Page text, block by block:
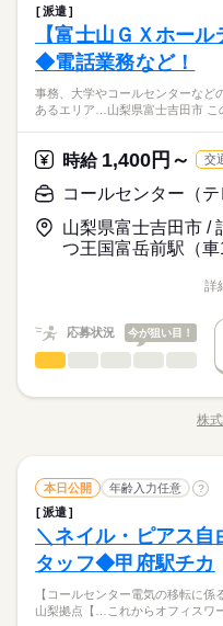
派遣
【富士山ＧＸホー
◆電話業務など！
事務、大学やコールセンターなど
あるエリア…山梨県富士吉田市 こ
時給 1,400円～ 交
コールセンター（
山梨県富士吉田市 /
つ王国富岳前駅（車
業界
の方々が活躍中の職場です！
お仕事の特徴
高収入
職種 コールセンター（
しております！ 【お願い
対応（配達日変更受付・使
ーなどのお仕事も扱ってい
☆ 9月・10月スタートもご相
応募資格
◆未経験者歓迎！
詳
応募状況 今が狙い目！
職
業界 サービス関連
職種 コールセンター（
大手グループ企業での就業
しております！ 【お願い
対応（配達日変更受付・使
などをお願いします。 ▼こ
コツコツ系データ入力や英
ーなどのお仕事も扱ってい
株
本日公開 年齢入力任意 ?
派遣
＼ネイル・ピアス
タッフ◆甲府駅チカ
【コールセンター電気の移転に
山梨拠点【…これからオフィスワ